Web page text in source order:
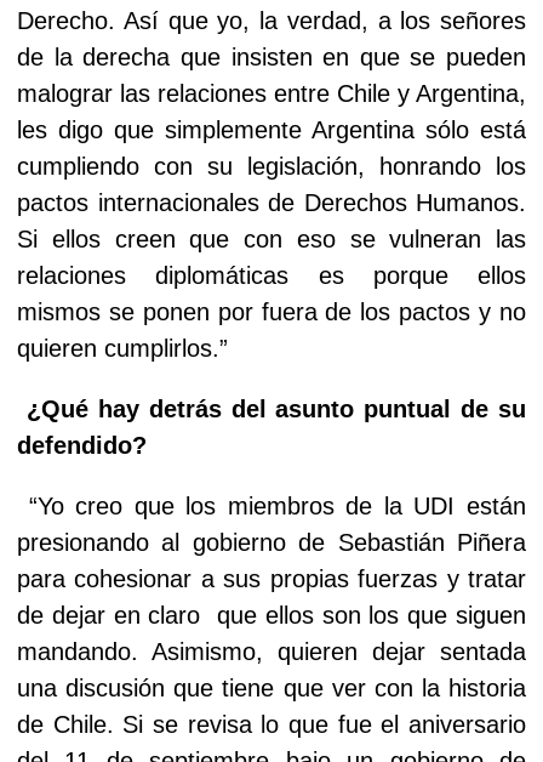
Derecho. Así que yo, la verdad, a los señores
de la derecha que insisten en que se pueden
malograr las relaciones entre Chile y Argentina,
les digo que simplemente Argentina sólo está
cumpliendo con su legislación, honrando los
pactos internacionales de Derechos Humanos.
Si ellos creen que con eso se vulneran las
relaciones diplomáticas es porque ellos
mismos se ponen por fuera de los pactos y no
quieren cumplirlos.”
¿Qué hay detrás del asunto puntual de su
defendido?
“Yo creo que los miembros de la UDI están
presionando al gobierno de Sebastián Piñera
para cohesionar a sus propias fuerzas y tratar
de dejar en claro
que ellos son los que siguen
mandando. Asimismo, quieren dejar sentada
una discusión que tiene que ver con la historia
de Chile. Si se revisa lo que fue el aniversario